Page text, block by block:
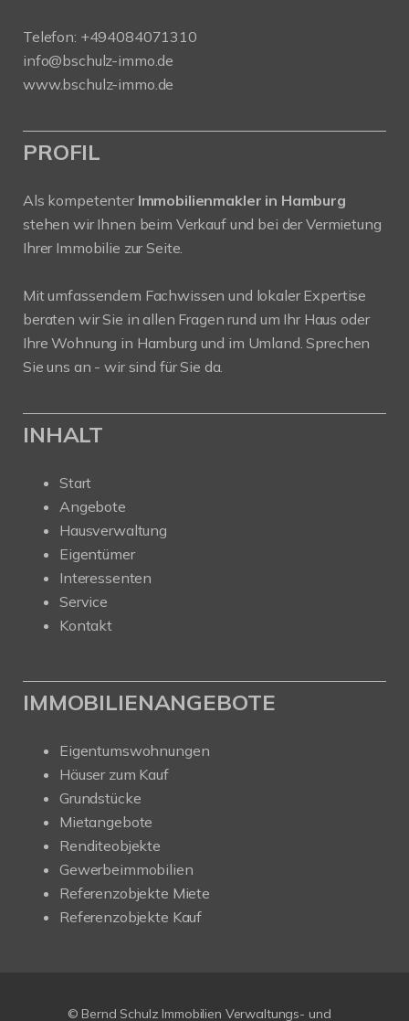
Telefon: +494084071310
info@bschulz-immo.de
www.bschulz-immo.de
PROFIL
Als kompetenter Immobilienmakler in Hamburg
stehen wir Ihnen beim Verkauf und bei der Vermietung
Ihrer Immobilie zur Seite.
Mit umfassendem Fachwissen und lokaler Expertise
beraten wir Sie in allen Fragen rund um Ihr Haus oder
Ihre Wohnung in Hamburg und im Umland. Sprechen
Sie uns an - wir sind für Sie da.
INHALT
Start
Angebote
Hausverwaltung
Eigentümer
Interessenten
Service
Kontakt
IMMOBILIENANGEBOTE
Eigentumswohnungen
Häuser zum Kauf
Grundstücke
Mietangebote
Renditeobjekte
Gewerbeimmobilien
Referenzobjekte Miete
Referenzobjekte Kauf
© Bernd Schulz Immobilien Verwaltungs- und